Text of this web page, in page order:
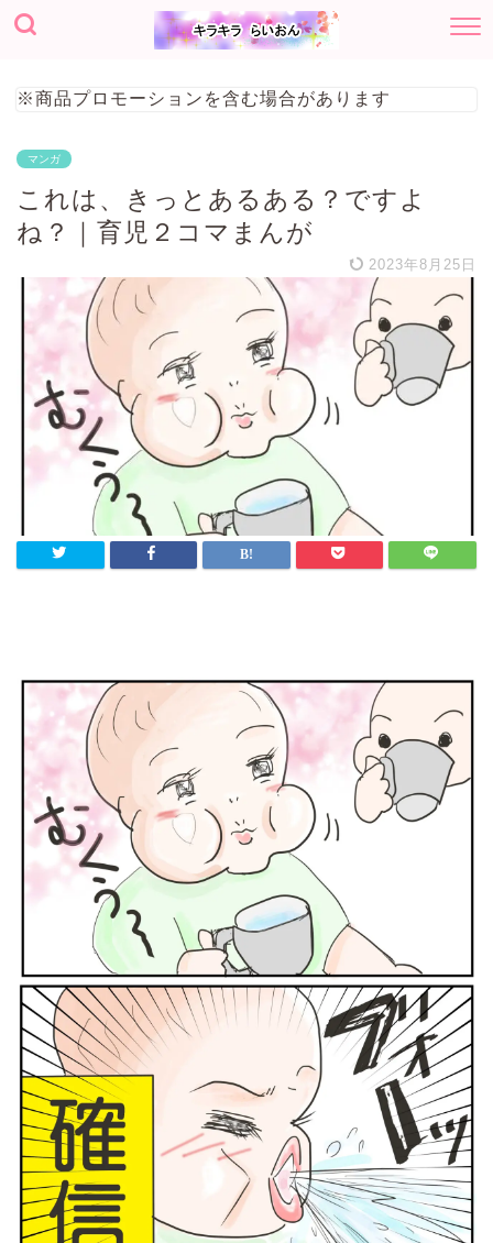
※商品プロモーションを含む場合があります
マンガ
これは、きっとあるある？ですよ
ね？｜育児２コマまんが
2023年8月25日